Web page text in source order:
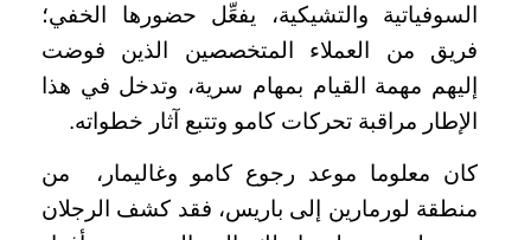
السوفياتية والتشيكية، يفعِّل حضورها الخفي؛
فريق من العملاء المتخصصين الذين فوضت
إليهم مهمة القيام بمهام سرية، وتدخل في هذا
الإطار مراقبة تحركات كامو وتتبع آثار خطواته.
كان معلوما موعد رجوع كامو وغاليمار، من
منطقة لورمارين إلى باريس، فقد كشف الرجلان